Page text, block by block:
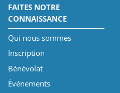
FAITES NOTRE
CONNAISSANCE
Qui nous sommes
Inscription
Bénévolat
Événements